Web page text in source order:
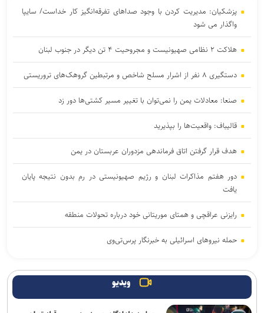
پزشکیان: مدیریت کردن با وجود صداهای تفرقه‌انگیز کار خداست/ سایپا
واگذار می شود
هلاکت ۲ نظامی صهیونیست و مجروحیت ۴ تن دیگر در جنوب لبنان
دستگیری ۸ نفر از اشرار مسلح شاخص و مرتبطین گروهک‌های تروریستی
صنعا: معادلات یمن را نمی‌توان با تغییر مسیر کشتی‌ها دور زد
قالیباف: واقعیت‌ها را بپذیرید
هدف قرار گرفتن اتاق‌ فرماندهی مزدوران عربستان در یمن
دور هفتم مذاکرات لبنان و رژیم صهیونیستی در رم بدون نتیجه پایان
یافت
رایزنی عراقچی و همتای موریتانی خود درباره تحولات منطقه
حمله نیروهای اسرائیلی به خبرنگار پرس‌تی‌وی
پنتاگون با افشای کمبود تسلیحات نشست برگزار می‌کند
ویدیو